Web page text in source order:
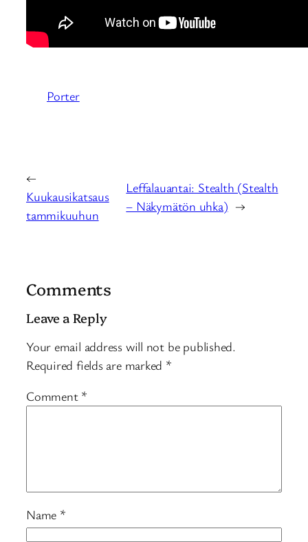
Porter
←
Kuukausikatsaus
tammikuuhun
Leffalauantai: Stealth (Stealth
– Näkymätön uhka) →
Comments
Leave a Reply
Your email address will not be published.
Required fields are marked *
Comment *
Name *